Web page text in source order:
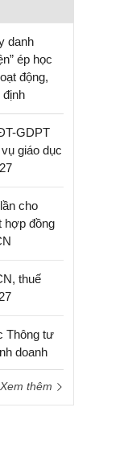
danh
ép học
động,
định
GDPT
giáo dục
cho
hợp đồng
thuế
Thông tư
doanh
Xem thêm